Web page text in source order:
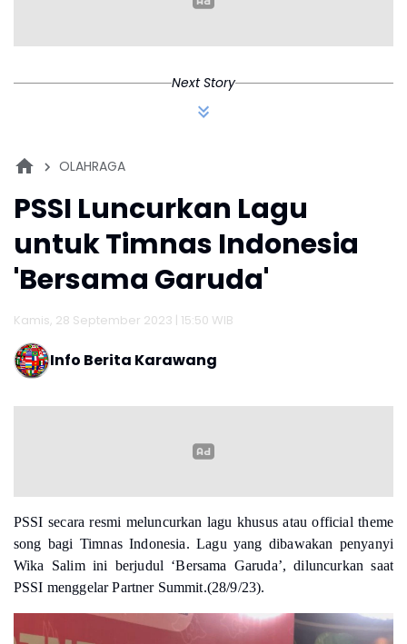
Next Story
OLAHRAGA
PSSI Luncurkan Lagu
untuk Timnas Indonesia
'Bersama Garuda'
Kamis, 28 September 2023 | 15:50 WIB
Info Berita Karawang
PSSI secara resmi meluncurkan lagu khusus atau official theme
song bagi Timnas Indonesia. Lagu yang dibawakan penyanyi
Wika Salim ini berjudul ‘Bersama Garuda’, diluncurkan saat
PSSI menggelar Partner Summit.(28/9/23).